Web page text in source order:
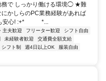
で しっかり働ける環境◯ ★難
かしらのPC業務経験があれば
も安心! :+* ゚ ゚ *...
主夫歓迎 フリーター歓迎
シフト自由
未経験者歓迎
交通費全額支給
シフト制 週4日以上OK
服装自由